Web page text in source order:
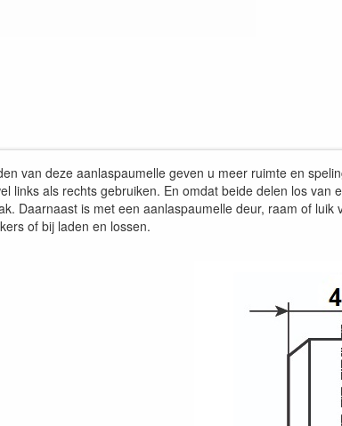
van deze aanlaspaumelle geven u meer ruimte en
links als rechts gebruiken. En omdat beide delen los
Daarnaast is met een aanlaspaumelle deur, raam of
of bij laden en lossen.